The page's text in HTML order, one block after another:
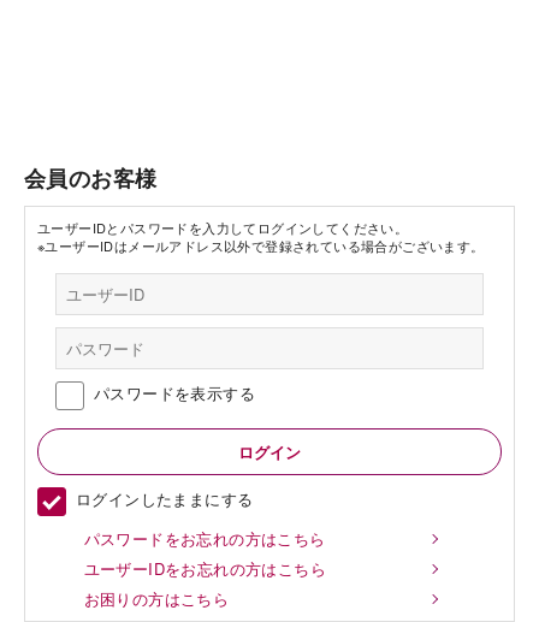
会員のお客様
ユーザーIDとパスワードを入力してログインしてください。
※ユーザーIDはメールアドレス以外で登録されている場合がございます。
パスワードを表示する
ログインしたままにする
パスワードをお忘れの方はこちら
ユーザーIDをお忘れの方はこちら
お困りの方はこちら